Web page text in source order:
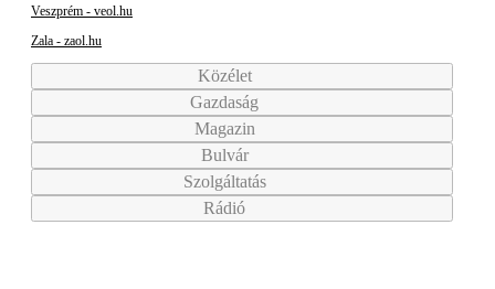
Veszprém - veol.hu
Zala - zaol.hu
Közélet
Gazdaság
Magazin
Bulvár
Szolgáltatás
Rádió